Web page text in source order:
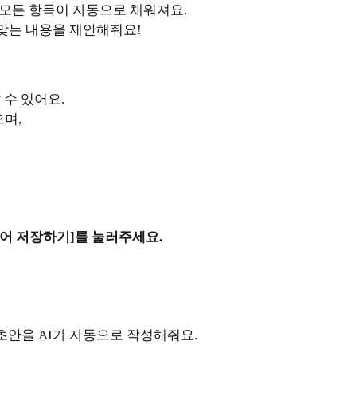
든 항목이 자동으로 채워져요.
는 내용을 제안해줘요!
있어요.
며,
저장하기]를 눌러주세요.
안을 AI가 자동으로 작성해줘요.